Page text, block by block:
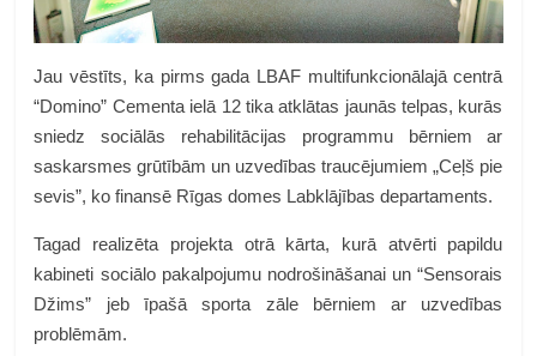
Jau vēstīts, ka pirms gada LBAF multifunkcionālajā centrā
“Domino” Cementa ielā 12 tika atklātas jaunās telpas, kurās
sniedz sociālās rehabilitācijas programmu bērniem ar
saskarsmes grūtībām un uzvedības traucējumiem „Ceļš pie
sevis”, ko finansē Rīgas domes Labklājības departaments.
Tagad realizēta projekta otrā kārta, kurā atvērti papildu
kabineti sociālo pakalpojumu nodrošināšanai un “Sensorais
Džims” jeb īpašā sporta zāle bērniem ar uzvedības
problēmām.